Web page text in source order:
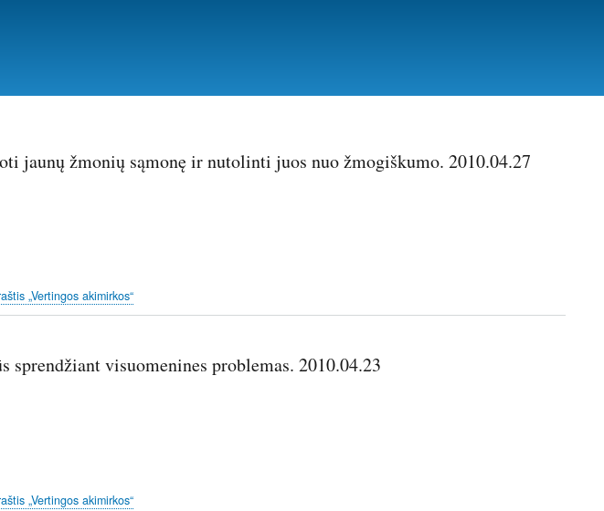
jaunų žmonių sąmonę ir nutolinti juos nuo žmogiškumo. 2010.04.27
„Vertingos akimirkos“
sprendžiant visuomenines problemas. 2010.04.23
„Vertingos akimirkos“